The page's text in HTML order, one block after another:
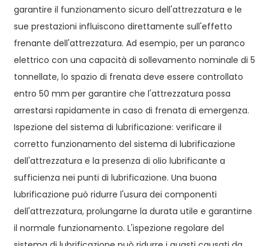
garantire il funzionamento sicuro dell'attrezzatura e le
sue prestazioni influiscono direttamente sull'effetto
frenante dell'attrezzatura. Ad esempio, per un paranco
elettrico con una capacità di sollevamento nominale di 5
tonnellate, lo spazio di frenata deve essere controllato
entro 50 mm per garantire che l'attrezzatura possa
arrestarsi rapidamente in caso di frenata di emergenza.
Ispezione del sistema di lubrificazione: verificare il
corretto funzionamento del sistema di lubrificazione
dell'attrezzatura e la presenza di olio lubrificante a
sufficienza nei punti di lubrificazione. Una buona
lubrificazione può ridurre l'usura dei componenti
dell'attrezzatura, prolungarne la durata utile e garantirne
il normale funzionamento. L'ispezione regolare del